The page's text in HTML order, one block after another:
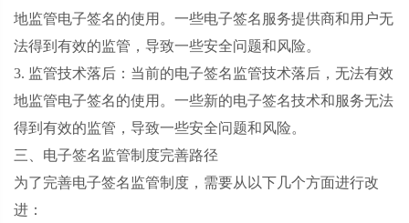
地监管电子签名的使用。一些电子签名服务提供商和用户无
法得到有效的监管，导致一些安全问题和风险。
3. 监管技术落后：当前的电子签名监管技术落后，无法有效
地监管电子签名的使用。一些新的电子签名技术和服务无法
得到有效的监管，导致一些安全问题和风险。
三、电子签名监管制度完善路径
为了完善电子签名监管制度，需要从以下几个方面进行改
进：